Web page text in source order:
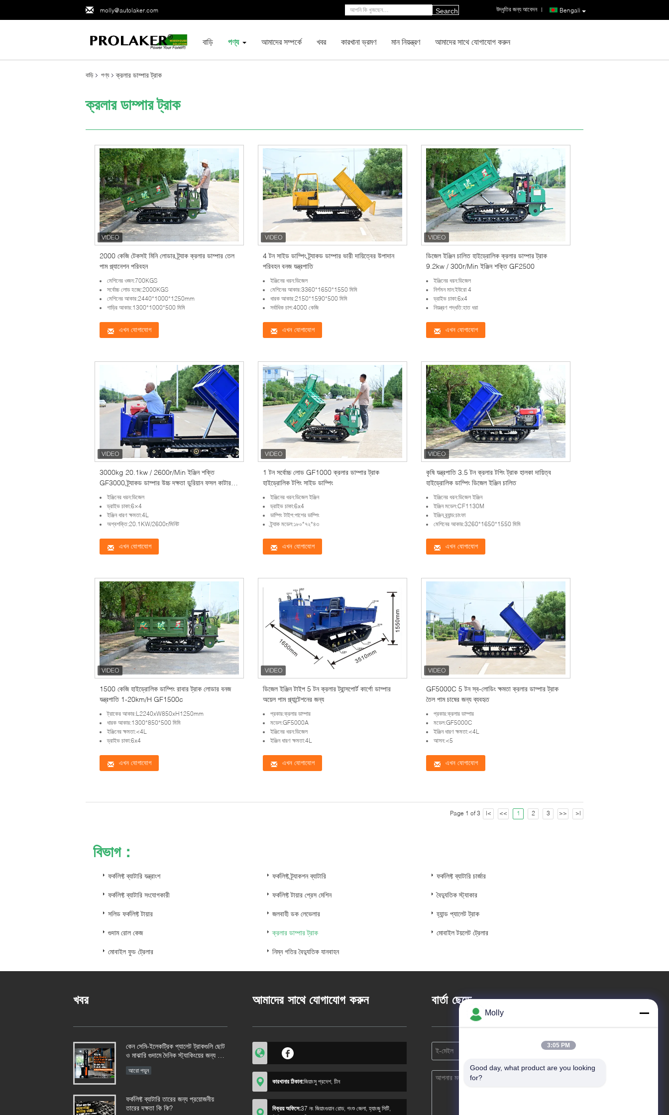
molly@autolaker.com Bengali
উদ্ধৃতির জন্য আবেদন |
Search
বাড়ি পণ্য আমাদের সম্পর্কে খবর কারখানা ভ্রমণ মান নিয়ন্ত্রণ আমাদের সাথে যোগাযোগ করুন
বাড়ি পণ্য ক্রলার ডাম্পার ট্রাক
ক্রলার ডাম্পার ট্রাক
2000 কেজি টেকসই মিনি লোডার ট্র্যাক ক্রলার ডাম্পার তেল
পাম প্ল্যানেশন পরিবহন
মেশিনের ওজন:700KGS
সর্বোচ্চ লোড হচ্ছে:2000KGS
মেশিনের আকার:2440*1000*1250mm
গাড়ির আকার:1300*1000*500 মিমি
এখন যোগাযোগ
4 টন সাইড ডাম্পিং ট্র্যাকড ডাম্পার ভারী দায়িত্বের উপাদান
পরিবহন বনজ যন্ত্রপাতি
ইঞ্জিনের ধরন:ডিজেল
মেশিনের আকার:3360*1650*1550 মিমি
ধারক আকার:2150*1590*500 মিমি
সর্বাধিক চাপ:4000 কেজি
এখন যোগাযোগ
ডিজেল ইঞ্জিন চালিত হাইড্রোলিক ক্রলার ডাম্পার ট্রাক
9.2kw / 300r/Min ইঞ্জিন শক্তি GF2500
ইঞ্জিনের ধরন:ডিজেল
নির্গমন মান:ইউরো 4
ড্রাইভ চাকা:6x4
নিয়ন্ত্রণ পদ্ধতি:হাত ধরা
এখন যোগাযোগ
3000kg 20.1kw / 2600r/Min ইঞ্জিন শক্তি
GF3000 ট্র্যাকড ডাম্পার উচ্চ দক্ষতা ডুরিয়ান ফসল কাটার
যন্ত্রপাতি
ইঞ্জিনের ধরন:ডিজেল
ড্রাইভ চাকা:6×4
ইঞ্জিন ধারণ ক্ষমতা:4L
অশ্বশক্তি:20.1KW/2600r/মিনিট
এখন যোগাযোগ
1 টন সর্বোচ্চ লোড GF1000 ক্রলার ডাম্পার ট্রাক
হাইড্রোলিক টপিং সাইড ডাম্পিং
ইঞ্জিনের ধরন:ডিজেল ইঞ্জিন
ড্রাইভ চাকা:6x4
ডাম্পিং টাইপ:পাশের ডাম্পিং
ট্র্যাক মডেল:১৮০*৭২*৪৩
এখন যোগাযোগ
কৃষি যন্ত্রপাতি 3.5 টন ক্রলার টপিং ট্রাক হালকা দায়িত্ব
হাইড্রোলিক ডাম্পিং ডিজেল ইঞ্জিন চালিত
ইঞ্জিনের ধরন:ডিজেল ইঞ্জিন
ইঞ্জিন মডেল:CF1130M
ইঞ্জিন ব্র্যান্ড:চাংফা
মেশিনের আকার:3260*1650*1550 মিমি
এখন যোগাযোগ
1500 কেজি হাইড্রোলিক ডাম্পিং রাবার ট্রাক লোডার বনজ
যন্ত্রপাতি 1-20km/H GF1500c
ট্রাকের আকার:L2240xW850xH1250mm
ধারক আকার:1300*850*500 মিমি
ইঞ্জিনের ক্ষমতা:<4L
ড্রাইভ চাকা:6x4
এখন যোগাযোগ
ডিজেল ইঞ্জিন টাইপ 5 টন ক্রলার ট্রান্সপোর্ট কার্গো ডাম্পার
অয়েল পাম প্ল্যান্টেশনের জন্য
প্রকার:ক্রলার ডাম্পার
মডেল:GF5000A
ইঞ্জিনের ধরন:ডিজেল
ইঞ্জিন ধারণ ক্ষমতা:4L
এখন যোগাযোগ
GF5000C 5 টন স্ব-লোডিং ক্ষমতা ক্রলার ডাম্পার ট্রাক
তৈল পাম চাষের জন্য ব্যবহৃত
প্রকার:ক্রলার ডাম্পার
মডেল:GF5000C
ইঞ্জিন ধারণ ক্ষমতা:<4L
আসন:<5
এখন যোগাযোগ
Page 1 of 3 |< << 1 2 3 >> >|
বিভাগ：
ফর্কলিফ্ট ব্যাটারি যন্ত্রাংশ ফর্কলিফ্ট ট্র্যাকশন ব্যাটারি ফর্কলিফ্ট ব্যাটারি চার্জার
ফর্কলিফ্ট ব্যাটারি সংযোগকারী ফর্কলিফ্ট টায়ার প্রেস মেশিন বৈদ্যুতিক স্ট্যাকার
সলিড ফর্কলিফ্ট টায়ার জলবাহী ডক লেভেলার হ্যান্ড প্যালেট ট্রাক
গুদাম রোল কেজ ক্রলার ডাম্পার ট্রাক মোবাইল টয়লেট ট্রেলার
মোবাইল ফুড ট্রেলার নিম্ন গতির বৈদ্যুতিক যানবাহন
খবর
কেন সেমি-ইলেকট্রিক প্যালেট ট্রাকগুলি ছোট
ও মাঝারি গুদামে দৈনিক স্ট্যাকিংয়ের জন্য ফুল-
আরো পড়ুন
ফর্কলিফ্ট ব্যাটারি তারের জন্য প্রয়োজনীয়
তারের দক্ষতা কি কি?
আমাদের সাথে যোগাযোগ করুন
কারখানার ঠিকানা:জিয়াংসু প্রদেশ, চীন
বিক্রয় অফিসে:37 নং জিয়াংগুয়ান রোড, গংশু জেলা, হ্যাংজু সিটি,
বার্তা ছেড়ে
Molly
3:05 PM
Good day, what product are you looking
for?